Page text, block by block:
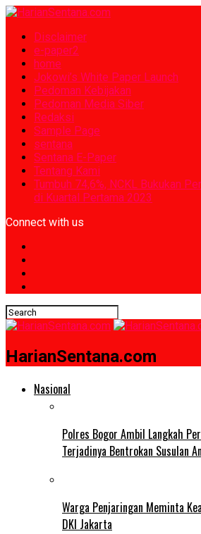
Disclaimer
e-paper2
home
Jokowi’s White Paper Launch
Pedoman Kebijakan
Pedoman Media Siber
Redaksi
Sample Page
sentana
Sentana E-Paper
Tentang Kami
Tumbuh 74,6%, NCKL Bukukan
di Kuartal Pertama 2023
Connect with us
HarianSentana.com
Nasional
Polres Bogor Ambil Langkah
Terjadinya Bentrokan Susulan
Warga Penjaringan Meminta
DKI Jakarta